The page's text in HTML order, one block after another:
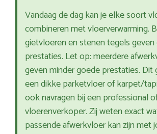
Vandaag de dag kan je elke soort
combineren met vloerverwarming.
gietvloeren en stenen tegels
prestaties. Let op: meerdere
geven minder goede prestaties. Dit
een dikke parketvloer of karpet/
ook navragen bij een professional
vloerenverkoper. Zij weten exact
passende afwerkvloer kan zijn met